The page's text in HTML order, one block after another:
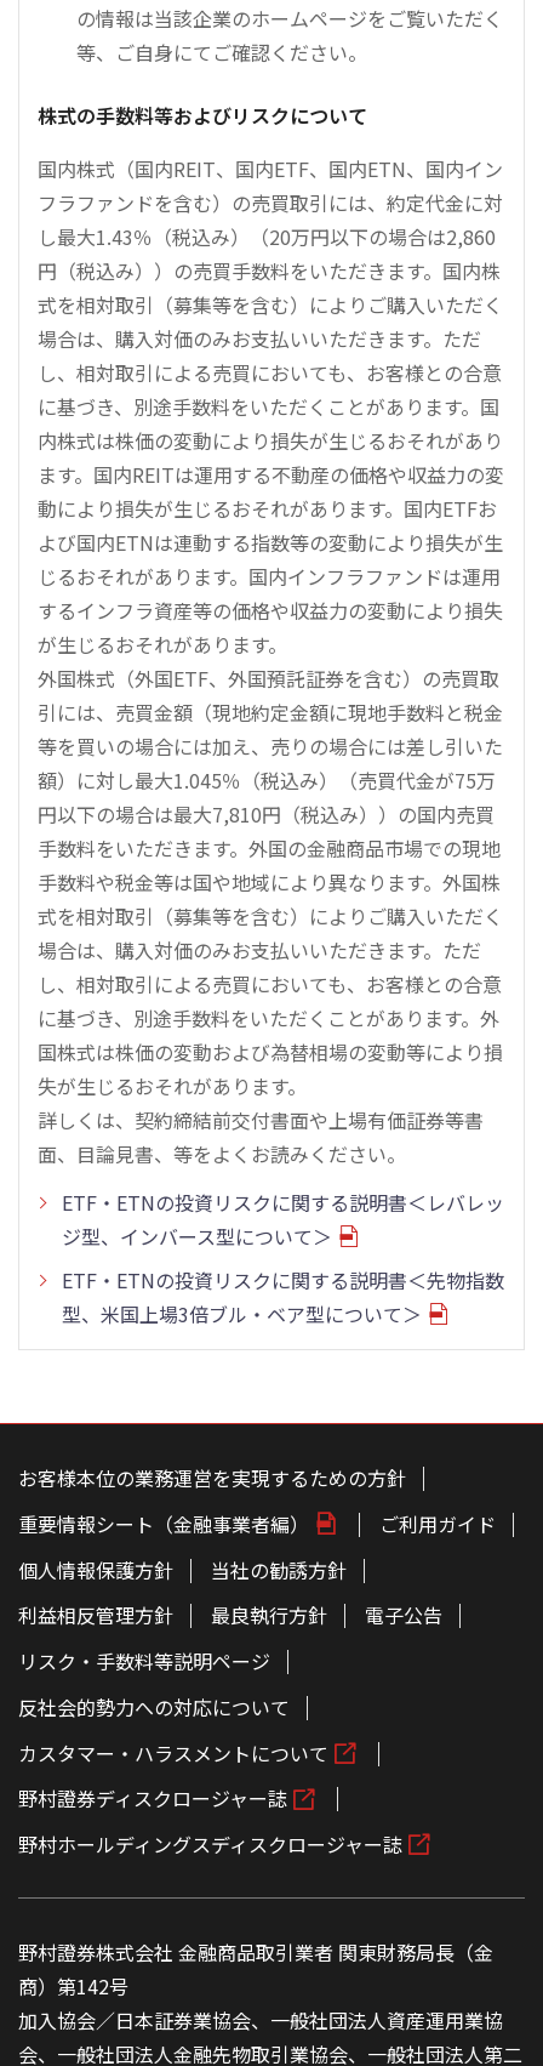
の情報は当該企業のホームページをご覧いただく
等、ご自身にてご確認ください。
株式の手数料等およびリスクについて
国内株式（国内REIT、国内ETF、国内ETN、国内イン
フラファンドを含む）の売買取引には、約定代金に対
し最大1.43％（税込み）（20万円以下の場合は2,860
円（税込み））の売買手数料をいただきます。国内株
式を相対取引（募集等を含む）によりご購入いただく
場合は、購入対価のみお支払いいただきます。ただ
し、相対取引による売買においても、お客様との合意
に基づき、別途手数料をいただくことがあります。国
内株式は株価の変動により損失が生じるおそれがあり
ます。国内REITは運用する不動産の価格や収益力の変
動により損失が生じるおそれがあります。国内ETFお
よび国内ETNは連動する指数等の変動により損失が生
じるおそれがあります。国内インフラファンドは運用
するインフラ資産等の価格や収益力の変動により損失
が生じるおそれがあります。
外国株式（外国ETF、外国預託証券を含む）の売買取
引には、売買金額（現地約定金額に現地手数料と税金
等を買いの場合には加え、売りの場合には差し引いた
額）に対し最大1.045％（税込み）（売買代金が75万
円以下の場合は最大7,810円（税込み））の国内売買
手数料をいただきます。外国の金融商品市場での現地
手数料や税金等は国や地域により異なります。外国株
式を相対取引（募集等を含む）によりご購入いただく
場合は、購入対価のみお支払いいただきます。ただ
し、相対取引による売買においても、お客様との合意
に基づき、別途手数料をいただくことがあります。外
国株式は株価の変動および為替相場の変動等により損
失が生じるおそれがあります。
詳しくは、契約締結前交付書面や上場有価証券等書
面、目論見書、等をよくお読みください。
ETF・ETNの投資リスクに関する説明書＜レバレッ
ジ型、インバース型について＞
ETF・ETNの投資リスクに関する説明書＜先物指数
型、米国上場3倍ブル・ベア型について＞
こ
お客様本位の業務運営を実現するための方針
重要情報シート（金融事業者編）
ご利用ガイド
個人情報保護方針
当社の勧誘方針
利益相反管理方針
最良執行方針
電子公告
リスク・手数料等説明ページ
反社会的勢力への対応について
カスタマー・ハラスメントについて
野村證券ディスクロージャー誌
野村ホールディングスディスクロージャー誌
野村證券株式会社 金融商品取引業者 関東財務局長（金
商）第142号
加入協会／日本証券業協会、一般社団法人資産運用業協
会、一般社団法人金融先物取引業協会、一般社団法人第二